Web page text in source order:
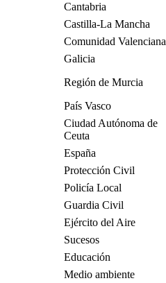
Cantabria
Castilla-La Mancha
Comunidad Valenciana
Galicia
Región de Murcia
País Vasco
Ciudad Autónoma de
Ceuta
España
Protección Civil
Policía Local
Guardia Civil
Ejército del Aire
Sucesos
Educación
Medio ambiente